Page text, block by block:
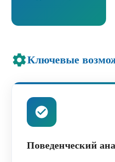
Ключевые
Поведенческий